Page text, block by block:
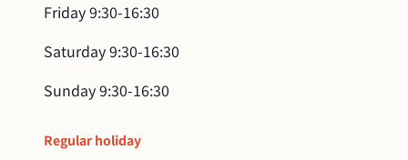
Friday9:30-16:30
Saturday9:30-16:30
Sunday9:30-16:30
Regular holiday